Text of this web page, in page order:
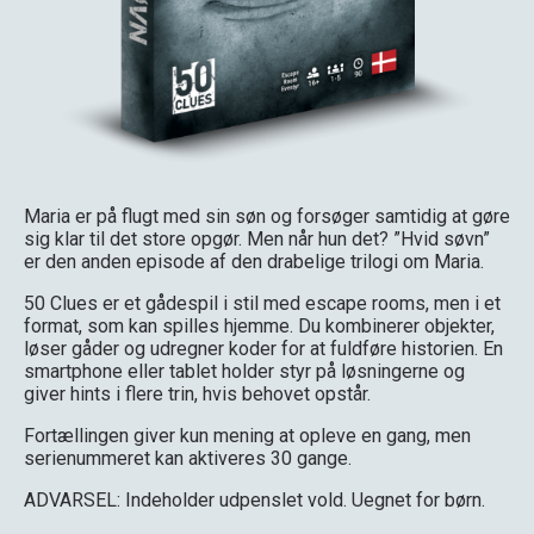
Maria er på flugt med sin søn og forsøger samtidig at gøre
sig klar til det store opgør. Men når hun det? ”Hvid søvn”
er den anden episode af den drabelige trilogi om Maria.
50 Clues er et gådespil i stil med escape rooms, men i et
format, som kan spilles hjemme. Du kombinerer objekter,
løser gåder og udregner koder for at fuldføre historien. En
smartphone eller tablet holder styr på løsningerne og
giver hints i flere trin, hvis behovet opstår.
Fortællingen giver kun mening at opleve en gang, men
serienummeret kan aktiveres 30 gange.
ADVARSEL: Indeholder udpenslet vold. Uegnet for børn.